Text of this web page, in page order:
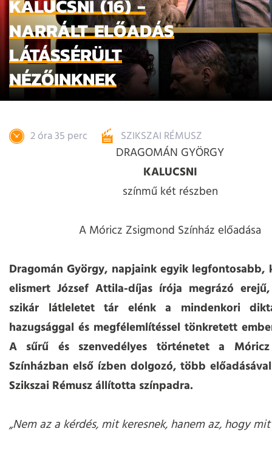
KALUCSNI (16) -
NARRÁLT ELŐADÁS
LÁTÁSSÉRÜLT
NÉZŐINKNEK
2 óra 35 perc SZIKSZAI RÉMUSZ
DRAGOMÁN GYÖRGY
KALUCSNI
színmű két részben
A Móricz Zsigmond Színház előadása
Dragomán György, napjaink egyik legfontosabb,
elismert József Attila-díjas írója megrázó
szikár látleletet tár elénk a mindenkori
hazugsággal és megfélemlítéssel tönkretett
A sűrű és szenvedélyes történetet a
Színházban első ízben dolgozó, több
Szikszai Rémusz állította színpadra.
„Nem az a kérdés, mit keresnek, hanem az, hogy